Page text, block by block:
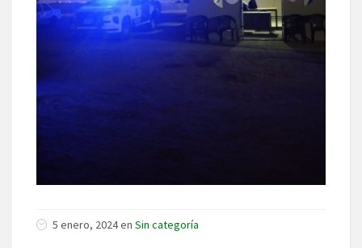
5 enero, 2024 en Sin categoría